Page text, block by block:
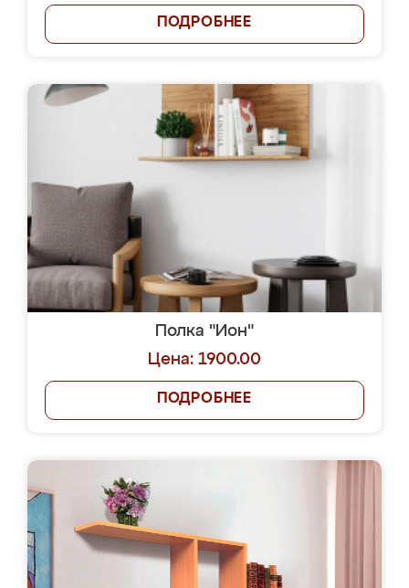
ПОДРОБНЕЕ
Полка "Ион"
Цена: 1900.00
ПОДРОБНЕЕ